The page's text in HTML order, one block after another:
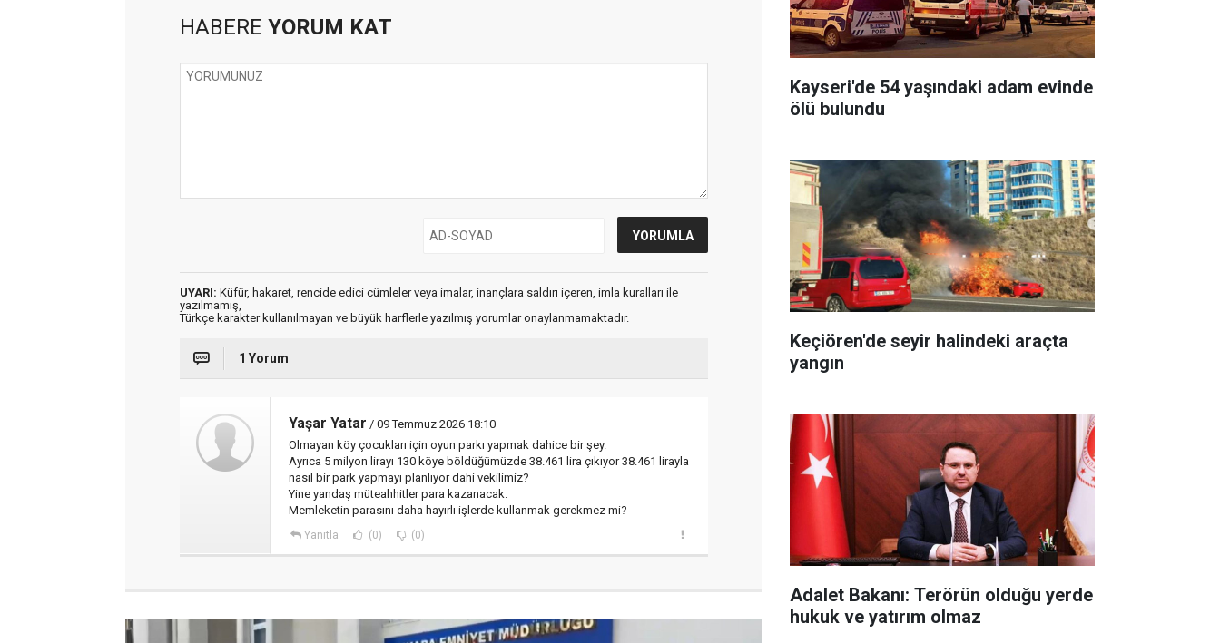
HABERE YORUM KAT
UYARI: Küfür, hakaret, rencide edici cümleler veya imalar, inançlara saldırı içeren, imla kuralları ile
yazılmamış,
Türkçe karakter kullanılmayan ve büyük harflerle yazılmış yorumlar onaylanmamaktadır.
1 Yorum
Yaşar Yatar / 09 Temmuz 2026 18:10
Olmayan köy çocukları için oyun parkı yapmak dahice bir şey.
Ayrıca 5 milyon lirayı 130 köye böldüğümüzde 38.461 lira çıkıyor 38.461 lirayla
nasıl bir park yapmayı planlıyor dahi vekilimiz?
Yine yandaş müteahhitler para kazanacak.
Memleketin parasını daha hayırlı işlerde kullanmak gerekmez mi?
Yanıtla (0) (0)
Kayseri'de 54 yaşındaki adam evinde
ölü bulundu
Keçiören'de seyir halindeki araçta
yangın
Adalet Bakanı: Terörün olduğu yerde
hukuk ve yatırım olmaz